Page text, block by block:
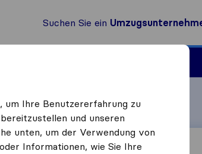
Suchen Sie ein
um Ihre Benutzererfahrung zu
und unseren
unten, um der Verwendung von
Informationen, wie Sie Ihre